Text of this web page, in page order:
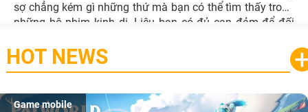
sợ chẳng kém gì những thứ mà bạn có thể tìm thấy trong
những bộ phim kinh dị. Liệu bạn có đủ can đảm để đối
HOT NEWS
Game mobile